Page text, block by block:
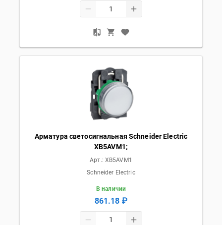
Арматура светосигнальная Schneider Electric
XB5AVM1;
Арт.: XB5AVM1
Schneider Electric
В наличии
861.18 ₽